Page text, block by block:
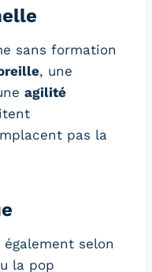
sans formation
, une
agilité
pas la
selon
la pop